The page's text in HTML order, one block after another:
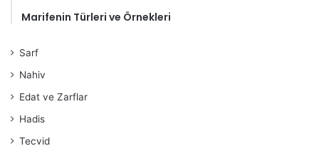
Marifenin Türleri ve Örnekleri
Sarf
Nahiv
Edat ve Zarflar
Hadis
Tecvid